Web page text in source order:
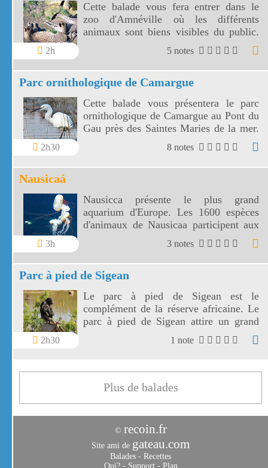
2h
Cette balade vous fera entrer dans le
zoo d'Amnéville où les différents
animaux sont biens visibles du public.
Les enfants et les grands apprécieront
les différents spectacles.
5 notes
Parc ornithologique de Camargue
2h30
Cette balade vous présentera le parc
ornithologique de Camargue au Pont du
Gau près des Saintes Maries de la mer.
Le Parc ornithologique de Camargue est
situé au coeur de la Camargue, le
flamant rose y est roi.
8 notes
Nausicaá
3h
Nausicca présente le plus grand
aquarium d'Europe. Les 1600 espèces
d'animaux de Nausicaa participent aux
spectacles de l'océan et de ses rivages.
3 notes
Parc à pied de Sigean
2h30
Le parc à pied de Sigean est le
complément de la réserve africaine. Le
parc à pied de Sigean attire un grand
nombre d'oiseaux migrateurs ou locaux.
1 note
Plus de balades
© recoin.fr
Site ami de gateau.com
Balades - Recettes
Qui?- Support- Plan